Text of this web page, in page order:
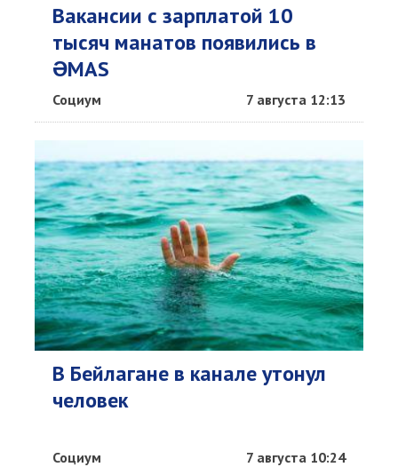
Вакансии с зарплатой 10
тысяч манатов появились в
ƏMAS
Социум 7 августа 12:13
В Бейлагане в канале утонул
человек
Социум 7 августа 10:24